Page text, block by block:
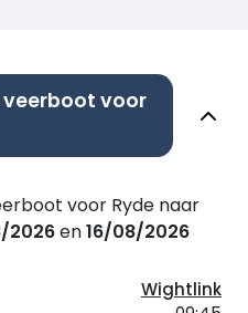
veerboot voor
voor Ryde naar
2026en16/08/2026
Wightlink